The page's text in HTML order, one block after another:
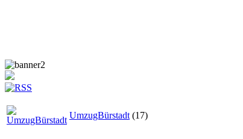
UmzugBürstadt (17)